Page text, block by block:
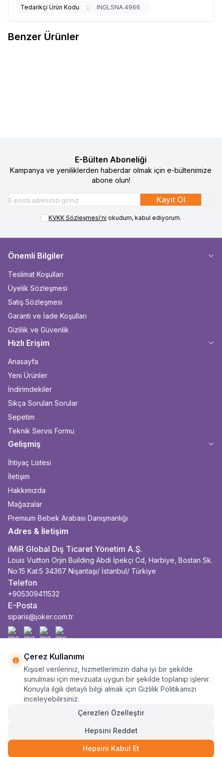
Tedarikçi Ürün Kodu
: INGLSNA.4966
Benzer Ürünler
E-Bülten Aboneliği
Kampanya ve yeniliklerden haberdar olmak için e-bültenimize
abone olun!
Kayıt Ol
KVKK Sözleşmesi'ni okudum, kabul ediyorum.
Önemli Bilgiler
Teslimat Koşulları
Üyelik Sözleşmesi
Satış Sözleşmesi
Garanti ve İade Koşulları
Gizlilik ve Güvenlik
Hızlı Erişim
Anasayfa
Yeni Ürünler
İndirimdekiler
Sıkça Sorulan Sorular
Sepetim
Teknik Servis Formu
Gelişmiş
İhtiyaç Listesi
İletişim
Hakkımızda
Mağazalar
Premium Bebek Arabası Danışmanlığı
Adres & İletişim
iMiR Global Dış Ticaret Yönetim A.Ş.
Louis Vuitton Orjin Building Abdi İpekçi Cd, Harbiye, Bostan Sk.
No:15 Kat:5 34367 Nişantaşı/ İstanbul/ Türkiye
Telefon
+905309411532
E-Posta
siparis@joker.com.tr
Facebook
İnstagram
YoutubeLinkedin
Çerez Kullanımı
Kişisel verileriniz, hizmetlerimizin daha iyi bir şekilde
sunulması için mevzuata uygun bir şekilde toplanıp işlenir.
Konuyla ilgili detaylı bilgi almak için Gizlilik Politikamızı
inceleyebilirsiniz.
Çerezleri Özelleştir
Hepsini Reddet
Hepsini Kabul Et